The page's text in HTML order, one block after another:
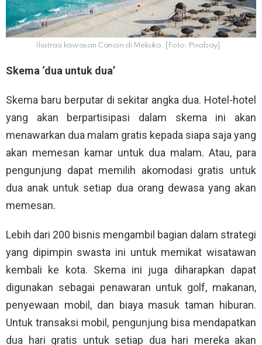
Ilustrasi kawasan Cancún di Meksiko. [Foto: Pixabay]
Skema ‘dua untuk dua’
Skema baru berputar di sekitar angka dua. Hotel-hotel
yang akan berpartisipasi dalam skema ini akan
menawarkan dua malam gratis kepada siapa saja yang
akan memesan kamar untuk dua malam. Atau, para
pengunjung dapat memilih akomodasi gratis untuk
dua anak untuk setiap dua orang dewasa yang akan
memesan.
Lebih dari 200 bisnis mengambil bagian dalam strategi
yang dipimpin swasta ini untuk memikat wisatawan
kembali ke kota. Skema ini juga diharapkan dapat
digunakan sebagai penawaran untuk golf, makanan,
penyewaan mobil, dan biaya masuk taman hiburan.
Untuk transaksi mobil, pengunjung bisa mendapatkan
dua hari gratis untuk setiap dua hari mereka akan